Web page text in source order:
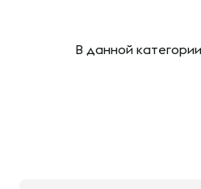
В данной